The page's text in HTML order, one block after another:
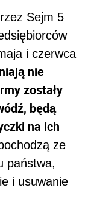
Sejm 5
i czerwca
nie
zostały
będą
na ich
ze
państwa,
i usuwanie